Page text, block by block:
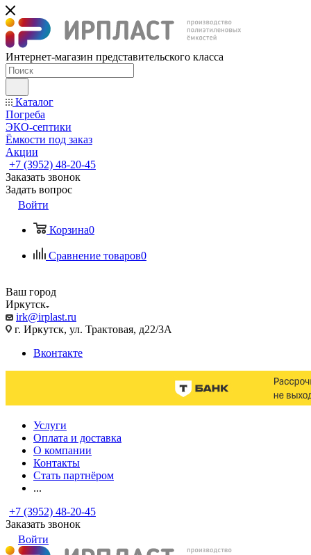
Интернет-магазин представительского класса
Каталог
Погреба
ЭКО-септики
Ёмкости под заказ
Акции
+7 (3952) 48-20-45
Заказать звонок
Задать вопрос
Войти
Корзина0
Сравнение товаров0
Ваш город
Иркутск
irk@irplast.ru
г. Иркутск, ул. Трактовая, д22/3А
Вконтакте
Услуги
Оплата и доставка
О компании
Контакты
Стать партнёром
...
+7 (3952) 48-20-45
Заказать звонок
Войти